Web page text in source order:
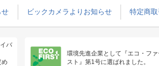
せ ビックカメラよりお知らせ 特定商
バ
め
環境先進企業として『エコ・ファ
スト』第1号に選ばれました。